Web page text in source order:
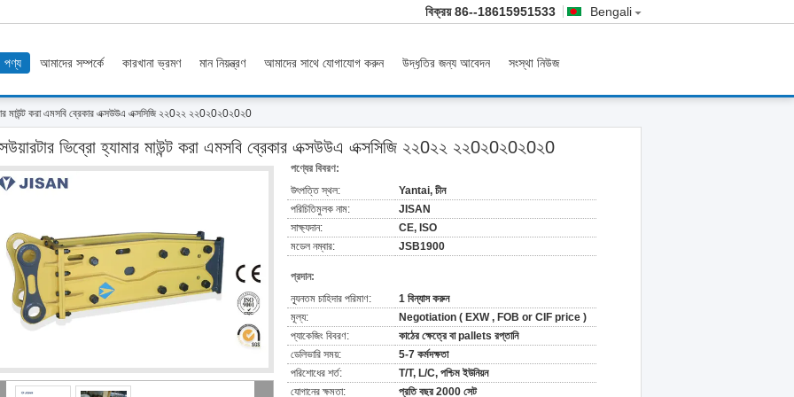
Bengali
বিক্রয়86--18615951533
পণ্য আমাদের সম্পর্কে কারখানা ভ্রমণ মান নিয়ন্ত্রণ আমাদের সাথে যোগাযোগ করুন উদ্ধৃতির জন্য আবেদন সংস্থা নিউজ
মাউন্ট করা এমসবি ব্রেকার এক্সউউএ এক্সসিজি ২২0২২ ২২0২0২0২0২0
ভিব্রো হ্যামার মাউন্ট করা এমসবি ব্রেকার এক্সউউএ এক্সসিজি ২২0২২ ২২0২0২0২0২0
পণ্যের বিবরণ:
উৎপত্তি স্থল:
Yantai, চীন
পরিচিতিমুলক নাম:
JISAN
সাক্ষ্যদান:
CE, ISO
মডেল নম্বার:
JSB1900
প্রদান:
ন্যূনতম চাহিদার পরিমাণ:
1 বিন্যাস করুন
মূল্য:
Negotiation ( EXW , FOB or CIF price )
প্যাকেজিং বিবরণ:
কাঠের ক্ষেত্রে বা pallets রপ্তানি
ডেলিভারি সময়:
5-7 কর্মদক্ষতা
পরিশোধের শর্ত:
T/T, L/C, পশ্চিম ইউনিয়ন
যোগানের ক্ষমতা:
প্রতি বছর 2000 সেট